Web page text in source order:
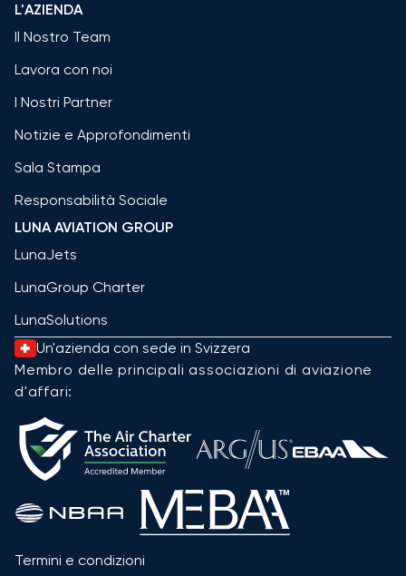
L'AZIENDA
Il Nostro Team
Lavora con noi
I Nostri Partner
Notizie e Approfondimenti
Sala Stampa
Responsabilità Sociale
LUNA AVIATION GROUP
LunaJets
LunaGroup Charter
LunaSolutions
Un'azienda con sede in Svizzera
Membro delle principali associazioni di aviazione
d'affari:
Termini e condizioni